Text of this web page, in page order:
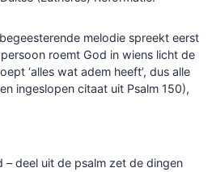
melodie spreekt eerst
persoon roemt God in wiens licht de
‘alles wat adem heeft’, dus alle
ingeslopen citaat uit Psalm 150),
– deel uit de psalm zet de dingen